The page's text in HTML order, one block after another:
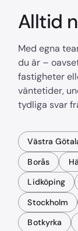
Alltid
Med egna
du är –
fastigheter
väntetider,
tydliga svar
Västra
Borås
Lidköping
Stockholm
Botkyrka